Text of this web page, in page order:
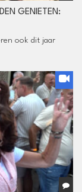
GENIETEN:
ook dit jaar